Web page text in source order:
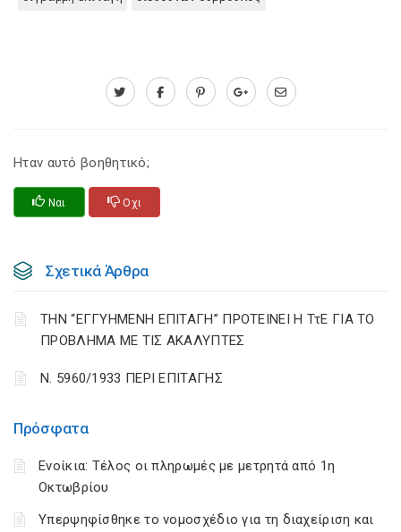
Πρόσφατα
Ενοίκια: Τέλος οι πληρωμές με μετρητά από 1η
Οκτωβρίου
Υπερψηφίσθηκε το νομοσχέδιο για τη διαχείριση και
Ηταν αυτό βοηθητικό;
Ναι Οχι
Σχετικά Άρθρα
ΤΗΝ “ΕΓΓΥΗΜΕΝΗ ΕΠΙΤΑΓΗ” ΠΡΟΤΕΙΝΕΙ Η ΤτΕ ΓΙΑ ΤΟ
ΠΡΟΒΛΗΜΑ ΜΕ ΤΙΣ ΑΚΑΛΥΠΤΕΣ
Ν. 5960/1933 ΠΕΡΙ ΕΠΙΤΑΓΗΣ